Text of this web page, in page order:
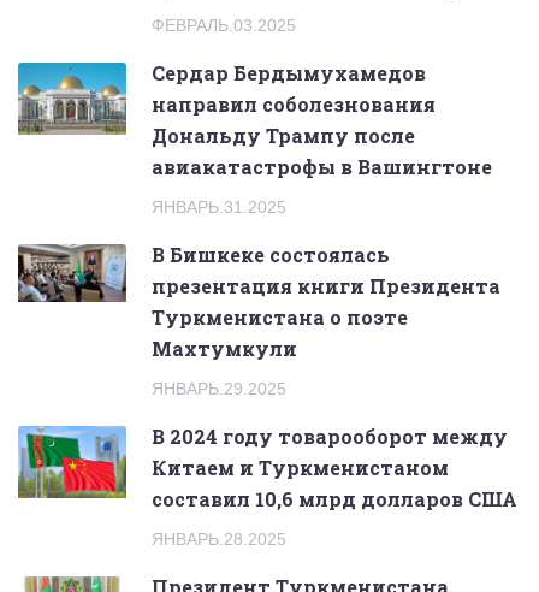
ФЕВРАЛЬ.03.2025
Сердар Бердымухамедов
направил соболезнования
Дональду Трампу после
авиакатастрофы в Вашингтоне
ЯНВАРЬ.31.2025
В Бишкеке состоялась
презентация книги Президента
Туркменистана о поэте
Махтумкули
ЯНВАРЬ.29.2025
В 2024 году товарооборот между
Китаем и Туркменистаном
составил 10,6 млрд долларов США
ЯНВАРЬ.28.2025
Президент Туркменистана